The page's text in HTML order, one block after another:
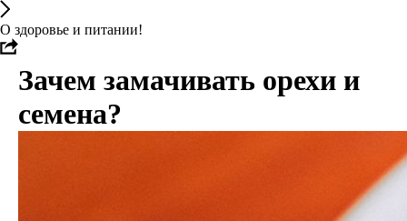
О здоровье и питании!
Зачем замачивать орехи и
семена?